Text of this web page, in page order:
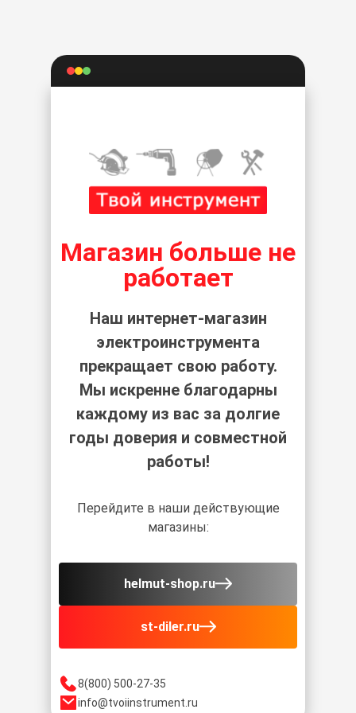
8(800) 500-27-35
info@tvoiinstrument.ru
Магазин больше не
работает
Наш интернет-магазин
электроинструмента
прекращает свою работу.
Мы искренне благодарны
каждому из вас за долгие
годы доверия и совместной
работы!
Перейдите в наши действующие
магазины:
helmut-shop.ru
st-diler.ru